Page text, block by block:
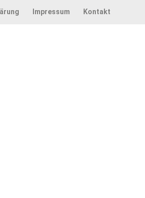
Impressum Kontakt